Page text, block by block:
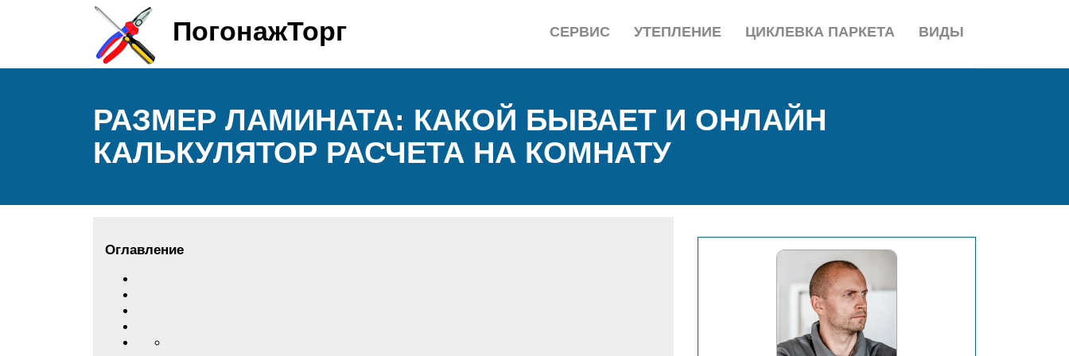
ПогонажТорг ВИДЫ
ЦИКЛЕВКА ПАРКЕТА
УТЕПЛЕНИЕ
СЕРВИС
РАЗМЕР ЛАМИНАТА: КАКОЙ БЫВАЕТ И ОНЛАЙН
КАЛЬКУЛЯТОР РАСЧЕТА НА КОМНАТУ
Оглавление